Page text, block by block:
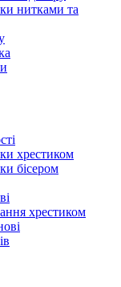
нитками та
хрестиком
бісером
хрестиком